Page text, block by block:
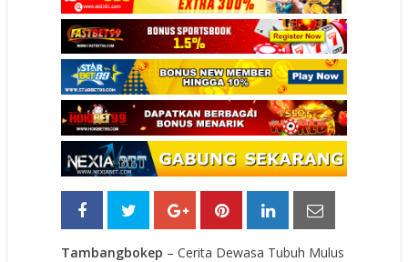
Tambangbokep – Cerita Dewasa Tubuh Mulus